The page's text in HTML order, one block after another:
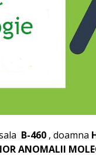
B-460 , doamna
ANOMALII